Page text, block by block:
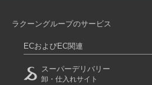
ラクーングループのサービス
ECおよびEC関連
スーパーデリバリー
卸・仕入れサイト